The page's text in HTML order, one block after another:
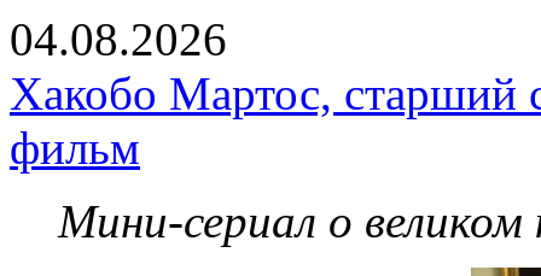
04.08.2026
Хакобо Мартос, старший
фильм
Мини-сериал о великом